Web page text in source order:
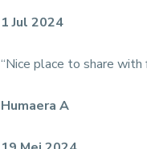
1 Jul 2024
“Nice place to share with
Humaera A